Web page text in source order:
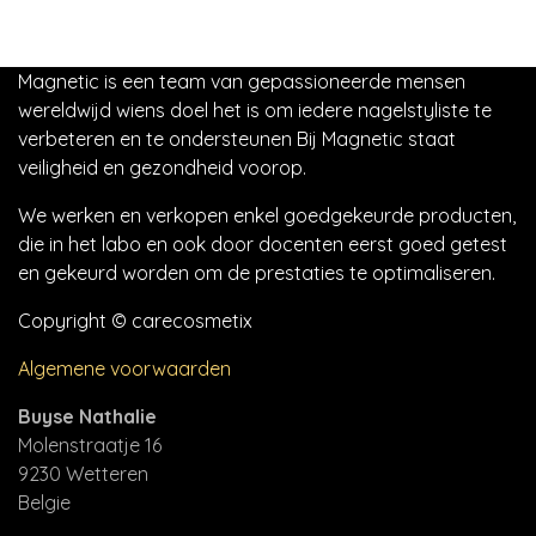
Magnetic is een team van gepassioneerde mensen
wereldwijd wiens doel het is om iedere nagelstyliste te
verbeteren en te ondersteunen Bij Magnetic staat
veiligheid en gezondheid voorop.
We werken en verkopen enkel goedgekeurde producten,
die in het labo en ook door docenten eerst goed getest
en gekeurd worden om de prestaties te optimaliseren.
Copyright © carecosmetix
Algemene voorwaarden
Buyse Nathalie
Molenstraatje 16
9230 Wetteren
Belgie